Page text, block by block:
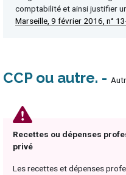
comptabilité et ainsi justifier
Marseille, 9 février 2016, n°
CCP ou autre
Recettes ou dépenses
privé
Les recettes et dépenses